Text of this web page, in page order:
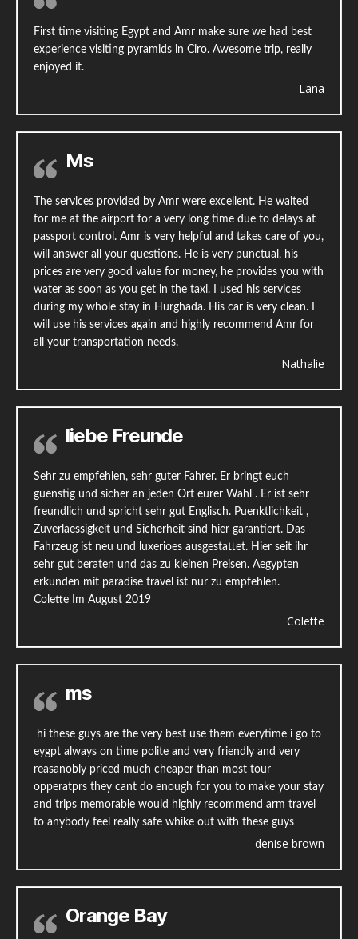
First time visiting Egypt and Amr make sure we had best
experience visiting pyramids in Ciro. Awesome trip, really
enjoyed it.
Lana
Ms
The services provided by Amr were excellent. He waited
for me at the airport for a very long time due to delays at
passport control. Amr is very helpful and takes care of you,
will answer all your questions. He is very punctual, his
prices are very good value for money, he provides you with
water as soon as you get in the taxi. I used his services
during my whole stay in Hurghada. His car is very clean. I
will use his services again and highly recommend Amr for
all your transportation needs.
Nathalie
liebe Freunde
Sehr zu empfehlen, sehr guter Fahrer. Er bringt euch
guenstig und sicher an jeden Ort eurer Wahl . Er ist sehr
freundlich und spricht sehr gut Englisch. Puenktlichkeit ,
Zuverlaessigkeit und Sicherheit sind hier garantiert. Das
Fahrzeug ist neu und luxerioes ausgestattet. Hier seit ihr
sehr gut beraten und das zu kleinen Preisen. Aegypten
erkunden mit paradise travel ist nur zu empfehlen.
Colette Im August 2019
Colette
ms
hi these guys are the very best use them everytime i go to
eygpt always on time polite and very friendly and very
reasanobly priced much cheaper than most tour
opperatprs they cant do enough for you to make your stay
and trips memorable would highly recommend arm travel
to anybody feel really safe whike out with these guys
denise brown
Orange Bay